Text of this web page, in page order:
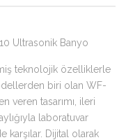
Ultrasonik Banyo
teknolojik özelliklerle
biri olan WF-
veren tasarımı, ileri
laboratuvar
karşılar. Dijital olarak